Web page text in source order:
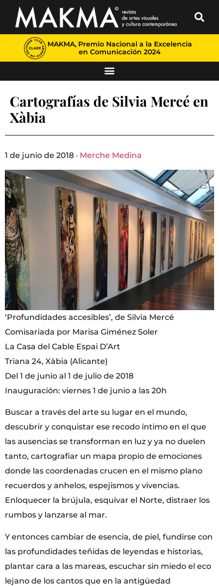
MAKMA, Premio Nacional a la Excelencia
en Comunicación 2024
Cartografías de Silvia Mercé en
Xàbia
1 de junio de 2018 · Merche Medina
‘Profundidades accesibles’, de Silvia Mercé
Comisariada por Marisa Giménez Soler
La Casa del Cable Espai D’Art
Triana 24, Xàbia (Alicante)
Del 1 de junio al 1 de julio de 2018
Inauguración: viernes 1 de junio a las 20h
Buscar a través del arte su lugar en el mundo,
descubrir y conquistar ese recodo íntimo en el que
las ausencias se transforman en luz y ya no duelen
tanto, cartografiar un mapa propio de emociones
donde las coordenadas crucen en el mismo plano
recuerdos y anhelos, espejismos y vivencias.
Enloquecer la brújula, esquivar el Norte, distraer los
rumbos y lanzarse al mar.
Y entonces cambiar de esencia, de piel, fundirse con
las profundidades teñidas de leyendas e historias,
plantar cara a las mareas, escuchar sin miedo el eco
lejano de los cantos que en la antigüedad